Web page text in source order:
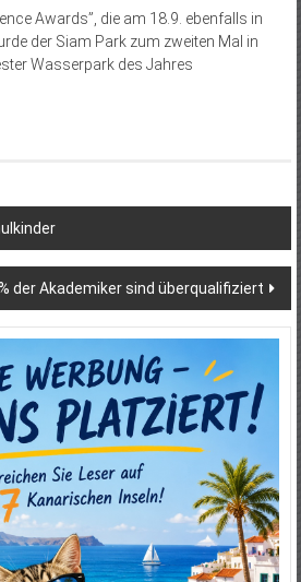
Awards”, die am 18.9. ebenfalls in
der Siam Park zum zweiten Mal in
Wasserpark des Jahres
der Akademiker sind überqualifiziert